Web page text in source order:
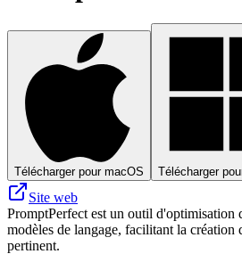
Télécharger pour macOS Télécharger
Site web
PromptPerfect est un outil d'optimisation
modèles de langage, facilitant la création
pertinent.